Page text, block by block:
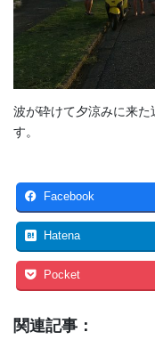
波が砕けて夕涼みに来た
す。
Facebook
Hatena
Pocket
関連記事：